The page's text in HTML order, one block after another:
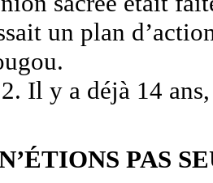
un plan
Il y a déjà 14
PAS